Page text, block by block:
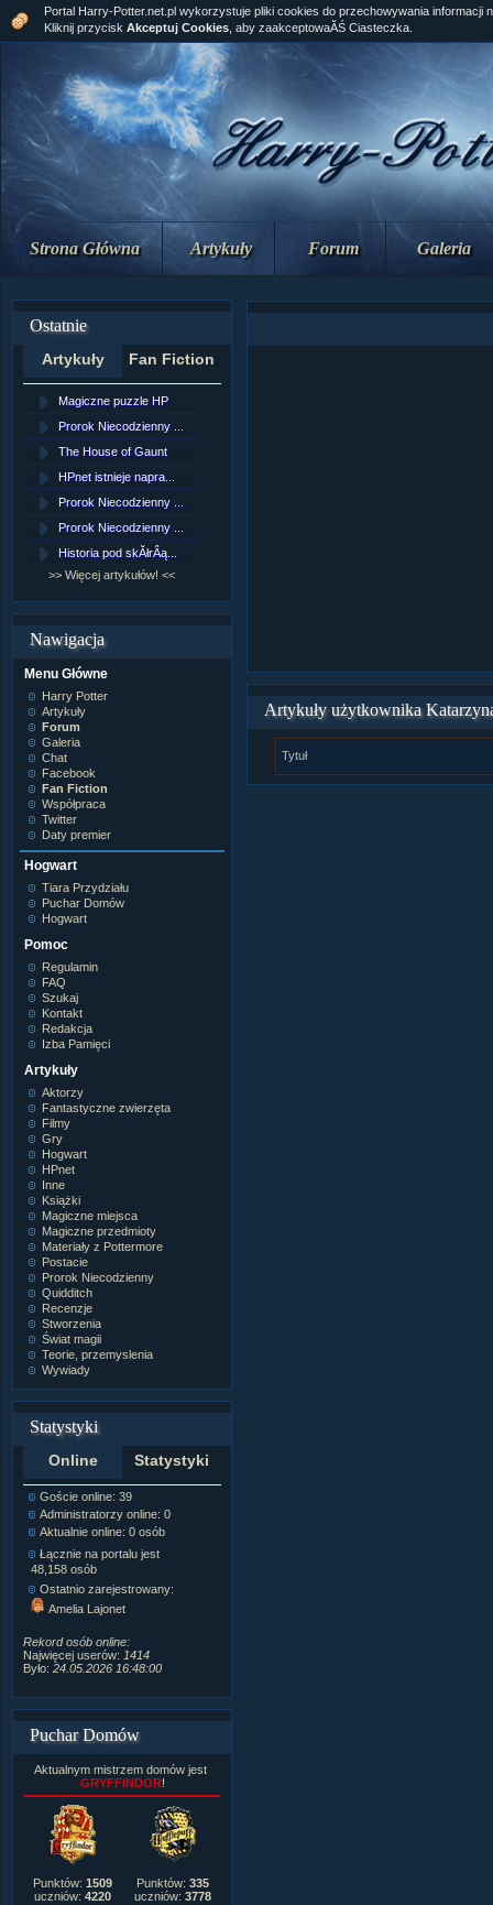
Strona Główna Artykuły Forum Galeria
Ostatnie
Artykuły Fan Fiction
Magiczne puzzle HP
Prorok Niecodzienny ...
The House of Gaunt
HPnet istnieje napra...
Prorok Niecodzienny ...
Prorok Niecodzienny ...
Historia pod skĂłrÂą...
>> Więcej artykułów! <<
Nawigacja
Menu Główne
Harry Potter
Artykuły
Forum
Galeria
Chat
Facebook
Fan Fiction
Współpraca
Twitter
Daty premier
Hogwart
Tiara Przydziału
Puchar Domów
Hogwart
Pomoc
Regulamin
FAQ
Szukaj
Kontakt
Redakcja
Izba Pamięci
Artykuły
Aktorzy
Fantastyczne zwierzęta
Filmy
Gry
Hogwart
HPnet
Inne
Książki
Magiczne miejsca
Magiczne przedmioty
Materiały z Pottermore
Postacie
Prorok Niecodzienny
Quidditch
Recenzje
Stworzenia
Świat magii
Teorie, przemyslenia
Wywiady
Statystyki
Online Statystyki
Goście online: 39
Administratorzy online: 0
Aktualnie online: 0 osób
Łącznie na portalu jest
48,158 osób
Ostatnio zarejestrowany:
Amelia Lajonet
Rekord osób online:
Najwięcej userów: 1414
Było: 24.05.2026 16:48:00
Puchar Domów
Aktualnym mistrzem domów jest
GRYFFINDOR!
Punktów: 1509
uczniów: 4220
Punktów: 335
uczniów: 3778
Portal Harry-Potter.net.pl wykorzystuje pliki cookies do przechowywania informacji
Kliknij przycisk Akceptuj Cookies , aby zaakceptowaĂŚ Ciasteczka.
Artykuły użytkownika
Tytuł